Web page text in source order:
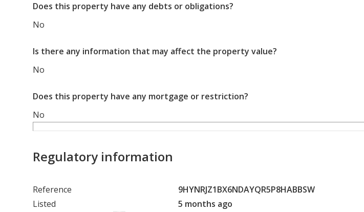
Does this property have any debts or obligations?
No
Is there any information that may affect the property value?
No
Does this property have any mortgage or restriction?
No
Regulatory information
Reference
9HYNRJZ1BX6NDAYQR5P8HABBSW
Listed
5 months ago